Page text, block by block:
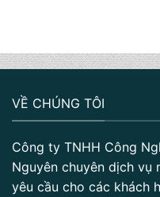
VỀ CHÚNG TÔI
Công ty TNHH Công
Nguyên chuyên dịch vụ
yêu cầu cho các khách